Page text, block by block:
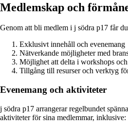
Medlemskap och
Genom att bli medlem i j södra p17 får
Exklusivt innehåll och evenemang
Nätverkande möjligheter med
Möjlighet att delta i workshops
Tillgång till resurser och verktyg
Evenemang och aktiviteter
j södra p17 arrangerar regelbundet
aktiviteter för sina medlemmar, inklusive: